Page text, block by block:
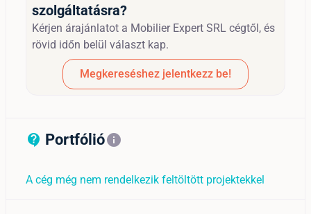
szolgáltatásra?
Kérjen árajánlatot a Mobilier Expert SRL cégtől, és
rövid időn belül választ kap.
Megkereséshez jelentkezz be!
contact_support_outline
Portfólióinfo
A cég még nem rendelkezik feltöltött projektekkel